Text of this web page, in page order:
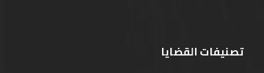
تصنيفات القضايا